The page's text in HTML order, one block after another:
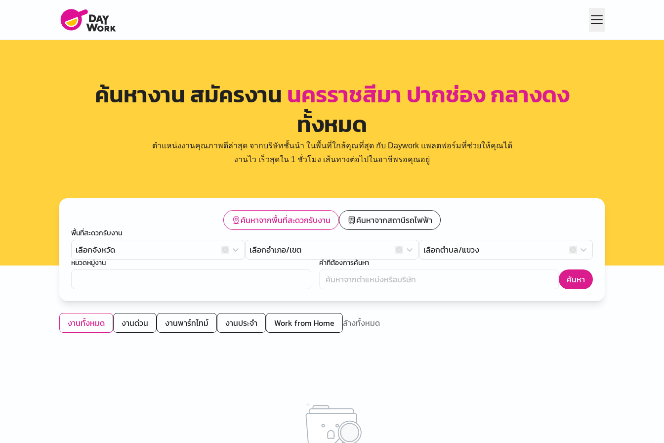
ค้นหางาน สมัครงาน นครราชสีมา ปากช่อง กลางดง
ทั้งหมด
ตำแหน่งงานคุณภาพดีล่าสุด จากบริษัทชั้นนำ ในพื้นที่ใกล้คุณที่สุด กับ Daywork แพลตฟอร์มที่ช่วยให้คุณได้
งานไว เร็วสุดใน 1 ชั่วโมง เส้นทางต่อไปในอาชีพรอคุณอยู่
ค้นหาจากพื้นที่สะดวกรับงาน ค้นหาจากสถานีรถไฟฟ้า
พื้นที่สะดวกรับงาน
เลือกจังหวัด เลือกอำเภอ/เขต เลือกตำบล/แขวง
หมวดหมู่งาน คำที่ต้องการค้นหา
ค้นหา
งานทั้งหมด งานด่วน งานพาร์ทไทม์ งานประจำ Work from Home ล้างทั้งหมด